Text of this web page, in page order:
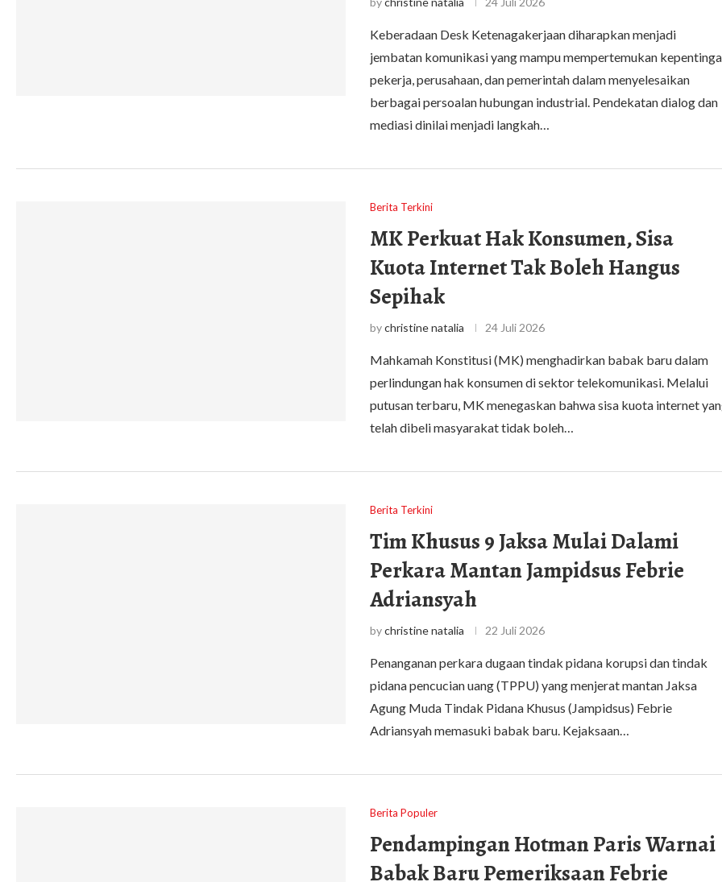
Keberadaan Desk Ketenagakerjaan diharapkan menjadi
jembatan komunikasi yang mampu mempertemukan
pekerja, perusahaan, dan pemerintah dalam menyelesaikan
berbagai persoalan hubungan industrial. Pendekatan dialog dan
mediasi dinilai menjadi langkah…
Berita Terkini
MK Perkuat Hak Konsumen, Sisa
Kuota Internet Tak Boleh Hangus
Sepihak
bychristine natalia 24 Juli 2026
Mahkamah Konstitusi (MK) menghadirkan babak baru dalam
perlindungan hak konsumen di sektor telekomunikasi. Melalui
putusan terbaru, MK menegaskan bahwa sisa kuota internet
telah dibeli masyarakat tidak boleh…
Berita Terkini
Tim Khusus 9 Jaksa Mulai Dalami
Perkara Mantan Jampidsus Febrie
Adriansyah
bychristine natalia 22 Juli 2026
Penanganan perkara dugaan tindak pidana korupsi dan tindak
pidana pencucian uang (TPPU) yang menjerat mantan Jaksa
Agung Muda Tindak Pidana Khusus (Jampidsus) Febrie
Adriansyah memasuki babak baru. Kejaksaan…
Berita Populer
Pendampingan Hotman Paris Warnai
Babak Baru Pemeriksaan Febrie